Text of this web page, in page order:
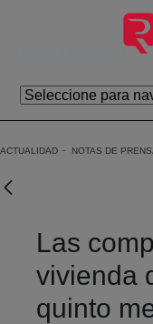
Saltar al contenido
ACTUALIDAD NOTAS DE
Las
vivienda
quinto